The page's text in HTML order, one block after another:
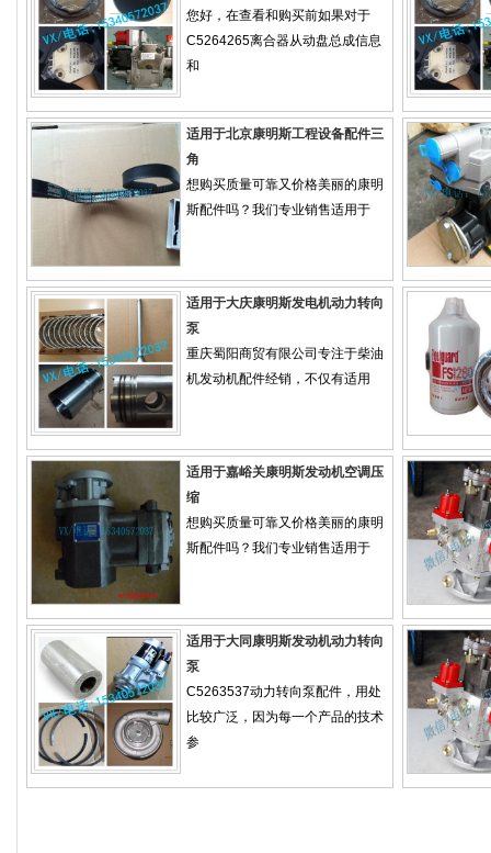
您好，在查看和购买前如果对于
C5264265离合器从动盘总成信息
和
适用于北京康明斯工程设备配件三
角
想购买质量可靠又价格美丽的康明
斯配件吗？我们专业销售适用于
适用于大庆康明斯发电机动力转向
泵
重庆蜀阳商贸有限公司专注于柴油
机发动机配件经销，不仅有适用
适用于嘉峪关康明斯发动机空调压
缩
想购买质量可靠又价格美丽的康明
斯配件吗？我们专业销售适用于
适用于大同康明斯发动机动力转向
泵
C5263537动力转向泵配件，用处
比较广泛，因为每一个产品的技术
参